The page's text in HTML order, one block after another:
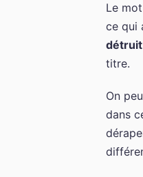
Le
ce qui
détruit
titre.
On
dans